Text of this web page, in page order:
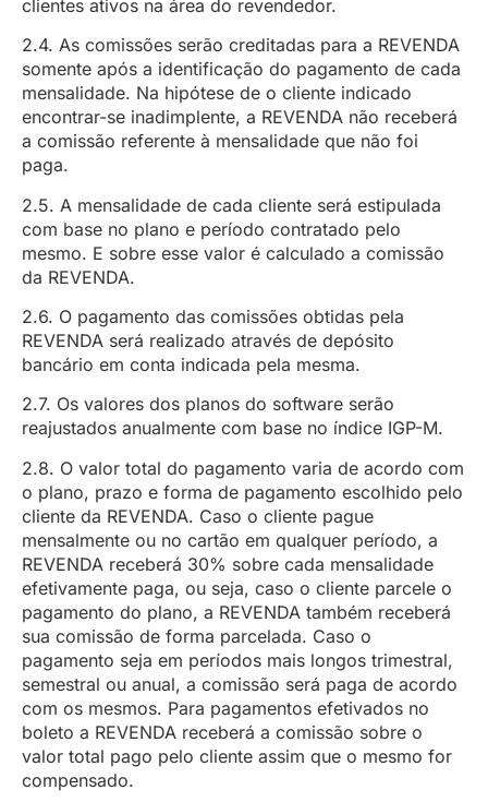
clientes ativos na área do revendedor.
2.4. As comissões serão creditadas para a REVENDA
somente após a identificação do pagamento de cada
mensalidade. Na hipótese de o cliente indicado
encontrar-se inadimplente, a REVENDA não receberá
a comissão referente à mensalidade que não foi
paga.
2.5. A mensalidade de cada cliente será estipulada
com base no plano e período contratado pelo
mesmo. E sobre esse valor é calculado a comissão
da REVENDA.
2.6. O pagamento das comissões obtidas pela
REVENDA será realizado através de depósito
bancário em conta indicada pela mesma.
2.7. Os valores dos planos do software serão
reajustados anualmente com base no índice IGP-M.
2.8. O valor total do pagamento varia de acordo com
o plano, prazo e forma de pagamento escolhido pelo
cliente da REVENDA. Caso o cliente pague
mensalmente ou no cartão em qualquer período, a
REVENDA receberá 30% sobre cada mensalidade
efetivamente paga, ou seja, caso o cliente parcele o
pagamento do plano, a REVENDA também receberá
sua comissão de forma parcelada. Caso o
pagamento seja em períodos mais longos trimestral,
semestral ou anual, a comissão será paga de acordo
com os mesmos. Para pagamentos efetivados no
boleto a REVENDA receberá a comissão sobre o
valor total pago pelo cliente assim que o mesmo for
compensado.